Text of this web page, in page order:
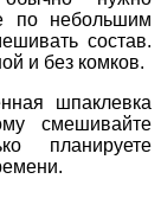
по небольшим
состав.
и без комков.
шпаклевка
смешивайте
планируете